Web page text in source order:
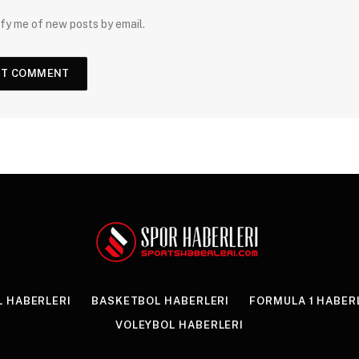
me of new posts by email.
HABERLERI BASKETBOL HABERLERI
FORMULA 1
VOLEYBOL HABERLERI